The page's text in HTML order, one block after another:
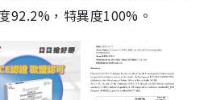
92.2%，特異度100%。